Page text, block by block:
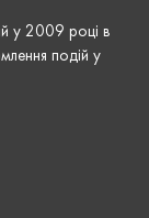
у 2009 році в
подій у